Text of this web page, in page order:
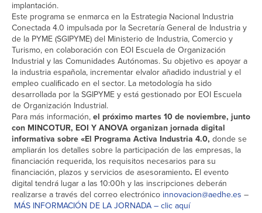
implantación.
Este programa se enmarca en la Estrategia Nacional Industria
Conectada 4.0 impulsada por la Secretaría General de Industria y
de la PYME (SGIPYME) del Ministerio de Industria, Comercio y
Turismo, en colaboración con EOI Escuela de Organización
Industrial y las Comunidades Autónomas. Su objetivo es apoyar a
la industria española, incrementar elvalor añadido industrial y el
empleo cualiﬁcado en el sector. La metodología ha sido
desarrollada por la SGIPYME y está gestionado por EOI Escuela
de Organización Industrial.
Para más información,el próximo martes 10 de noviembre, junto
con MINCOTUR, EOI Y ANOVA organizan jornada digital
informativa sobre «El Programa Activa Industria 4.0, donde se
ampliarán los detalles sobre la participación de las empresas, la
financiación requerida, los requisitos necesarios para su
financiación, plazos y servicios de asesoramiento. El evento
digital tendrá lugar a las 10:00h y las inscripciones deberán
realizarse a través del correo electrónico innovacion@aedhe.es –
MÁS INFORMACIÓN DE LA JORNADA – clic aquí